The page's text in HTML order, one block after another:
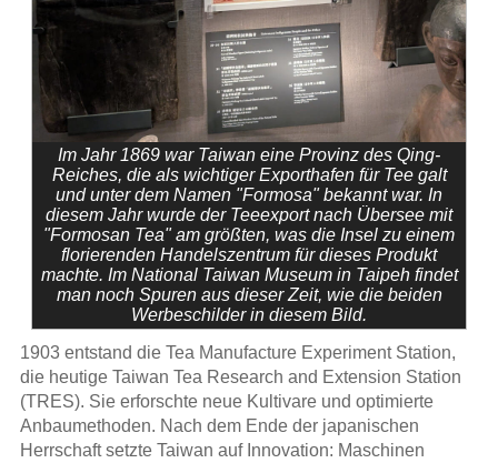
Im Jahr 1869 war Taiwan eine Provinz des Qing-
Reiches, die als wichtiger Exporthafen für Tee galt
und unter dem Namen "Formosa" bekannt war. In
diesem Jahr wurde der Teeexport nach Übersee mit
"Formosan Tea" am größten, was die Insel zu einem
florierenden Handelszentrum für dieses Produkt
machte. Im National Taiwan Museum in Taipeh findet
man noch Spuren aus dieser Zeit, wie die beiden
Werbeschilder in diesem Bild.
1903 entstand die Tea Manufacture Experiment Station,
die heutige Taiwan Tea Research and Extension Station
(TRES). Sie erforschte neue Kultivare und optimierte
Anbaumethoden. Nach dem Ende der japanischen
Herrschaft setzte Taiwan auf Innovation: Maschinen